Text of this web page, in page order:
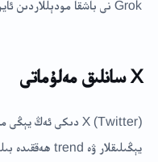
Grok نى باشقا مودېللاردىن ئايرىدىغان ئىقتىدارلار
X سانلىق مەلۇماتى
يېڭىلىقلار ۋە trend ھەققىدە بىلىدۇ.